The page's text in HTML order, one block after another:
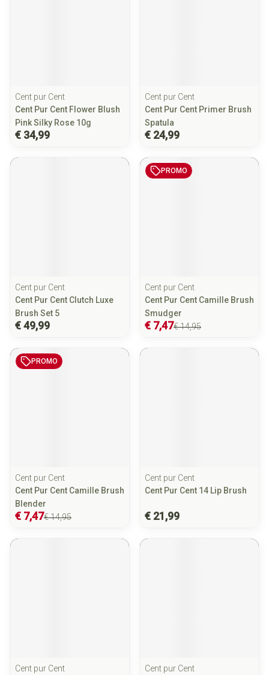
Cent pur Cent
Cent Pur Cent Flower Blush
Pink Silky Rose 10g
€ 34,99
Cent pur Cent
Cent Pur Cent Primer Brush
Spatula
€ 24,99
Cent pur Cent
Cent Pur Cent Clutch Luxe
Brush Set 5
€ 49,99
PROMO
Cent pur Cent
Cent Pur Cent Camille Brush
Smudger
€ 14,95
€ 7,47
PROMO
Cent pur Cent
Cent Pur Cent Camille Brush
Blender
€ 14,95
€ 7,47
Cent pur Cent
Cent Pur Cent 14 Lip Brush
€ 21,99
Cent pur Cent
Cent pur Cent